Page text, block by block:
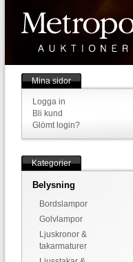
Mina sidor
Logga in
Bli kund
Glömt login?
Kategorier
Belysning
Bordslampor
Golvlampor
Ljuskronor &
takarmaturer